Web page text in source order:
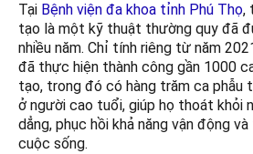
Tại Bệnh viện đa khoa tỉnh Phú Thọ,
tạo là một kỹ thuật thường quy đã
nhiều năm. Chỉ tính riêng từ năm
đã thực hiện thành công gần 1000
tạo, trong đó có hàng trăm ca phẫu
ở người cao tuổi, giúp họ thoát khỏi
dẳng, phục hồi khả năng vận động
cuộc sống.